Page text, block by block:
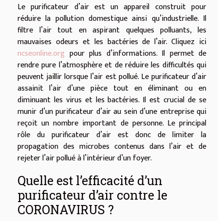
Le purificateur d’air est un appareil construit pour
réduire la pollution domestique ainsi qu’industrielle. Il
filtre l’air tout en aspirant quelques polluants, les
mauvaises odeurs et les bactéries de l’air. Cliquez ici
ncseonline.org pour plus d’informations. Il permet de
rendre pure l’atmosphère et de réduire les difficultés qui
peuvent jaillir lorsque l’air est pollué. Le purificateur d’air
assainit l’air d’une pièce tout en éliminant ou en
diminuant les virus et les bactéries. Il est crucial de se
munir d’un purificateur d’air au sein d’une entreprise qui
reçoit un nombre important de personne. Le principal
rôle du purificateur d’air est donc de limiter la
propagation des microbes contenus dans l’air et de
rejeter l’air pollué à l’intérieur d’un foyer.
Quelle est l’efficacité d’un
purificateur d’air contre le
CORONAVIRUS ?